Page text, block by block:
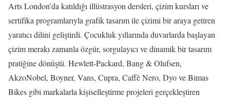
Arts London’da katıldığı illüstrasyon dersleri, çizim kursları ve
sertifika programlarıyla grafik tasarım ile çizimi bir araya getiren
yaratıcı dilini geliştirdi. Çocukluk yıllarında duvarlarda başlayan
çizim merakı zamanla özgür, sorgulayıcı ve dinamik bir tasarım
pratiğine dönüştü. Hewlett-Packard, Bang & Olufsen,
AkzoNobel, Boyner, Vans, Cupra, Caffè Nero, Dyo ve Bimas
Bikes gibi markalarla kişiselleştirme projeleri gerçekleştiren